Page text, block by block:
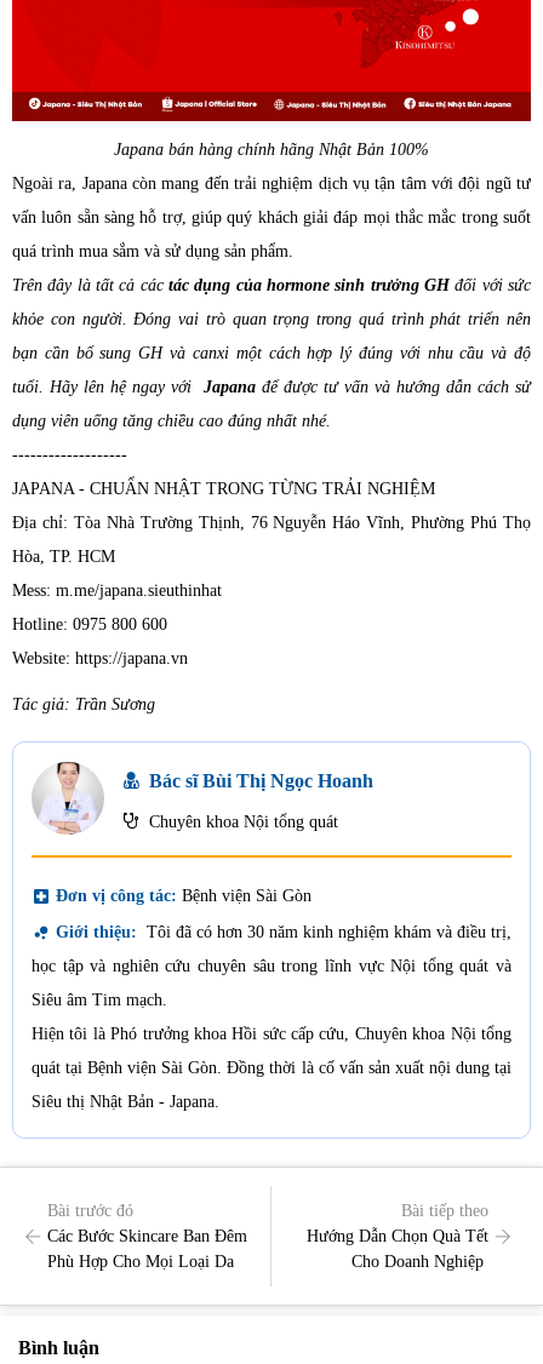
Japana bán hàng chính hãng Nhật Bản 100%
Ngoài ra, Japana còn mang đến trải nghiệm dịch vụ tận tâm với đội ngũ tư
vấn luôn sẵn sàng hỗ trợ, giúp quý khách giải đáp mọi thắc mắc trong suốt
quá trình mua sắm và sử dụng sản phẩm.
Trên đây là tất cả các tác dụng của hormone sinh trưởng GHđối với sức
khỏe con người. Đóng vai trò quan trọng trong quá trình phát triển nên
bạn cần bổ sung GH và canxi một cách hợp lý đúng với nhu cầu và độ
tuổi. Hãy lên hệ ngay với Japana để được tư vấn và hướng dẫn cách sử
dụng viên uống tăng chiều cao đúng nhất nhé.
-------------------
JAPANA - CHUẨN NHẬT TRONG TỪNG TRẢI NGHIỆM
Địa chỉ: Tòa Nhà Trường Thịnh, 76 Nguyễn Háo Vĩnh, Phường Phú Thọ
Hòa, TP. HCM
Mess: m.me/japana.sieuthinhat
Hotline: 0975 800 600
Website: https://japana.vn
Tác giả: Trần Sương
Bác sĩ Bùi Thị Ngọc Hoanh
Chuyên khoa Nội tổng quát
local_hospital Đơn vị công tác: Bệnh viện Sài Gòn
bubble_chart Giới thiệu: Tôi đã có hơn 30 năm kinh nghiệm khám và điều trị,
học tập và nghiên cứu chuyên sâu trong lĩnh vực Nội tổng quát và
Siêu âm Tim mạch.
Hiện tôi là Phó trưởng khoa Hồi sức cấp cứu, Chuyên khoa Nội tổng
quát tại Bệnh viện Sài Gòn. Đồng thời là cố vấn sản xuất nội dung tại
Siêu thị Nhật Bản - Japana.
Bài trước đó
Các Bước Skincare Ban Đêm
Phù Hợp Cho Mọi Loại Da
Bài tiếp theo
Hướng Dẫn Chọn Quà Tết
Cho Doanh Nghiệp
Bình luận